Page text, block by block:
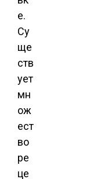
е.
Су
ще
ств
ует
мн
ож
ест
во
ре
це